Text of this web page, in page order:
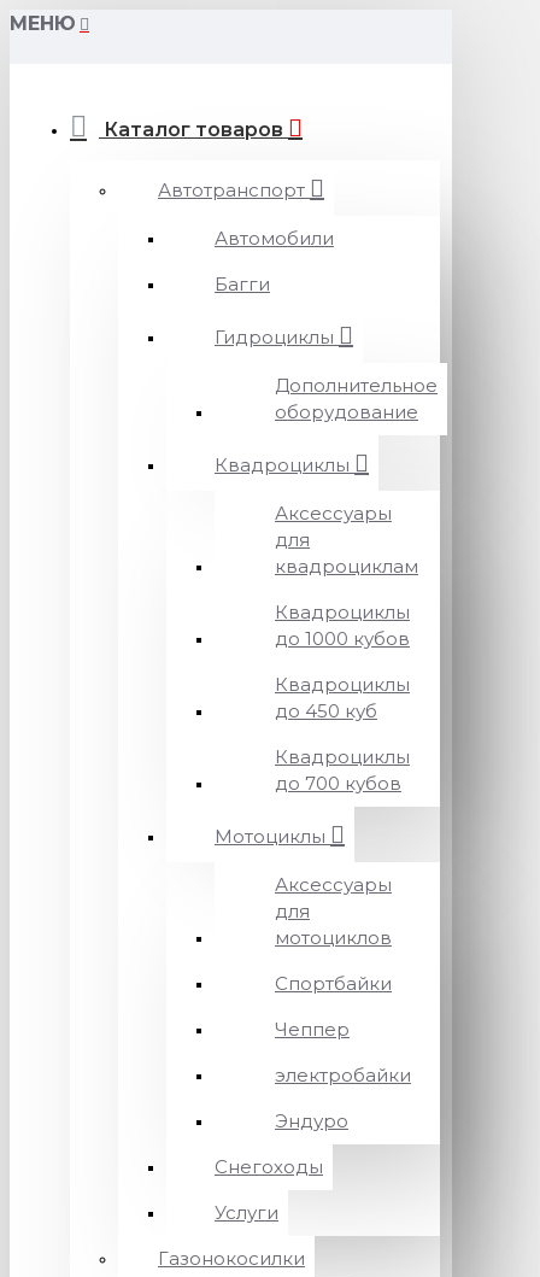
МЕНЮ
Каталог товаров
Автотранспорт
Автомобили
Багги
Гидроциклы
Дополнительное
оборудование
Квадроциклы
Аксессуары
для
квадроциклам
Квадроциклы
до 1000 кубов
Квадроциклы
до 450 куб
Квадроциклы
до 700 кубов
Мотоциклы
Аксессуары
для
мотоциклов
Спортбайки
Чеппер
электробайки
Эндуро
Снегоходы
Услуги
Газонокосилки